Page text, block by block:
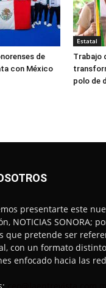
de
con México
Estatal
Trabajo
polo de
presentarte este
NOTICIAS SONORA;
que pretende ser
con un formato
enfocado hacia las